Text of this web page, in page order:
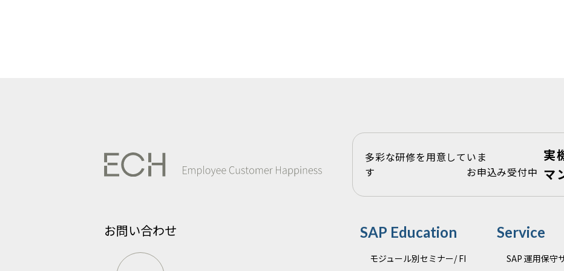
多彩な研修を用意していま
す お申込み受付中
実
マ
お問い合わせ SAP Education
モジュール別セミナー/ FI
Service
SAP 運用保守